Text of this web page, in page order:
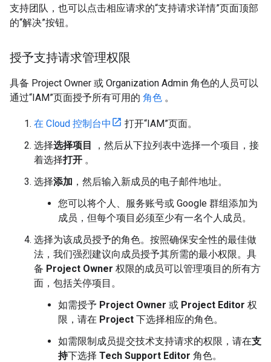
支持团队，也可以点击相应请求的“支持请求详情”页面顶部
的“解决”按钮。
授予支持请求管理权限
具备 Project Owner 或 Organization Admin 角色的人员可以
通过“IAM”页面授予所有可用的 角色 。
在 Cloud 控制台中
打开“IAM”页面。
选择选择项目
，然后从下拉列表中选择一个项目，接
着选择打开 。
选择添加 ，然后输入新成员的电子邮件地址。
您可以将个人、服务账号或 Google 群组添加为
成员，但每个项目必须至少有一名个人成员。
选择为该成员授予的角色。按照确保安全性的最佳做
法，我们强烈建议向成员授予其所需的最小权限。具
备 Project Owner 权限的成员可以管理项目的所有方
面，包括关停项目。
如需授予 Project Owner 或 Project Editor 权
限，请在 Project 下选择相应的角色。
如需限制成员提交技术支持请求的权限，请在支
持下选择 Tech Support Editor 角色。